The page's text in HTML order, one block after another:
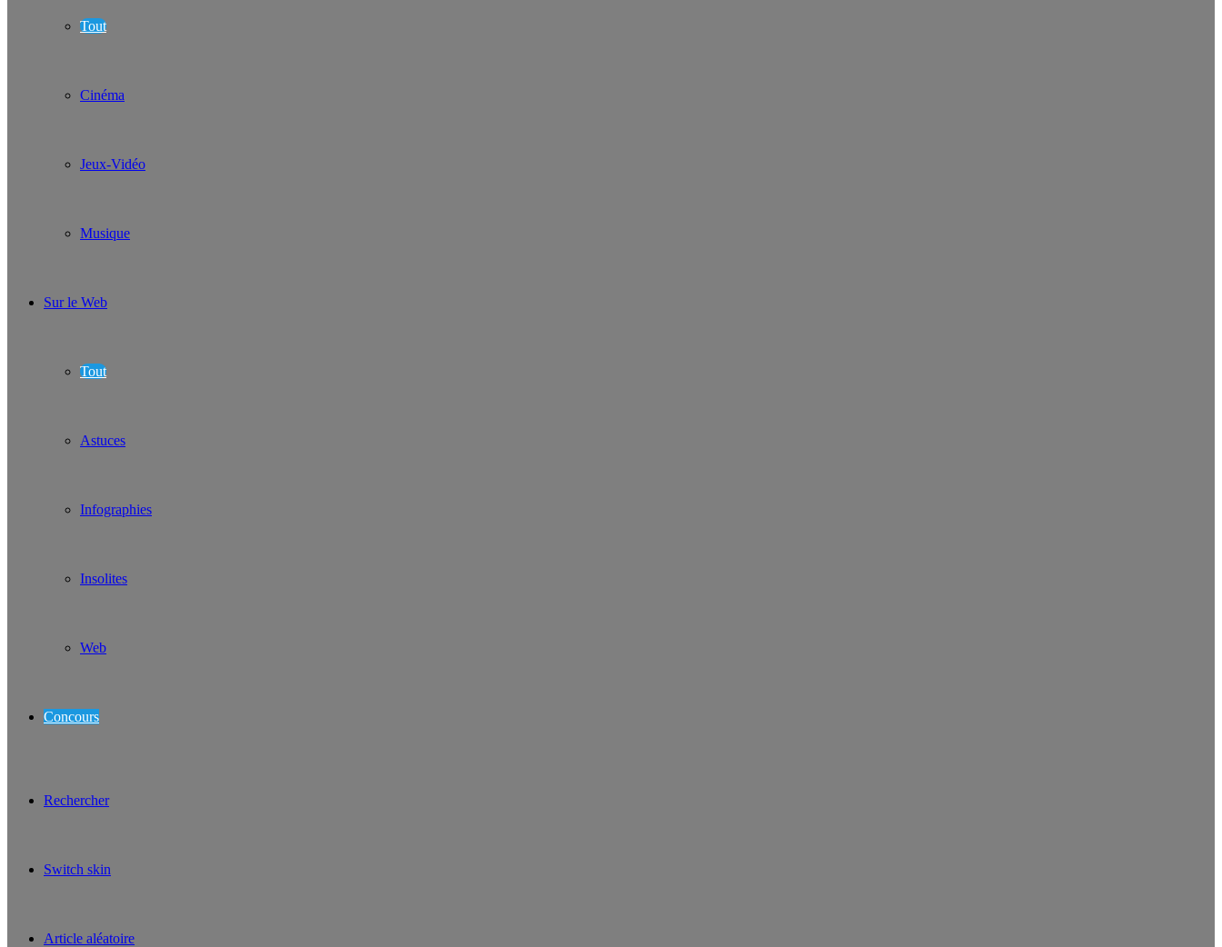
Tout
Cinéma
Jeux-Vidéo
Musique
Sur le Web
Tout
Astuces
Infographies
Insolites
Web
Concours
Rechercher
Switch skin
Article aléatoire